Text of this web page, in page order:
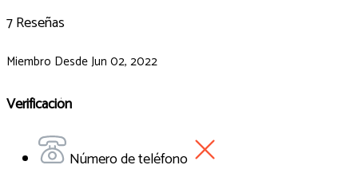
7 Reseñas
Miembro Desde Jun 02, 2022
Verificación
Número de teléfono